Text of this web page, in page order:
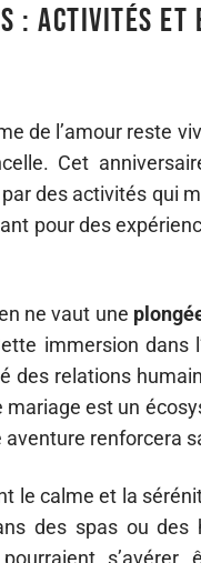
: activités et
de l’amour reste
Cet
des activités qui
pour des
ne vaut une
immersion dans
des relations
est un
renforcera
le calme et la
des spas ou des